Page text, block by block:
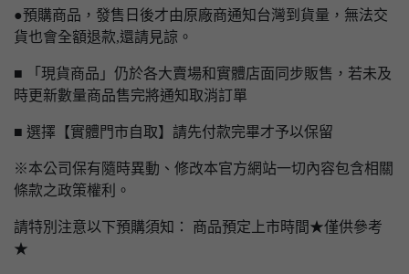
●預購商品，發售日後才由原廠商通知台灣到貨量，無法交
貨也會全額退款,還請見諒。
■ 「現貨商品」仍於各大賣場和實體店面同步販售，若未及
時更新數量商品售完將通知取消訂單
■ 選擇【實體門市自取】請先付款完畢才予以保留
※本公司保有隨時異動、修改本官方網站一切內容包含相關
條款之政策權利。
請特別注意以下預購須知： 商品預定上市時間★僅供參考
★